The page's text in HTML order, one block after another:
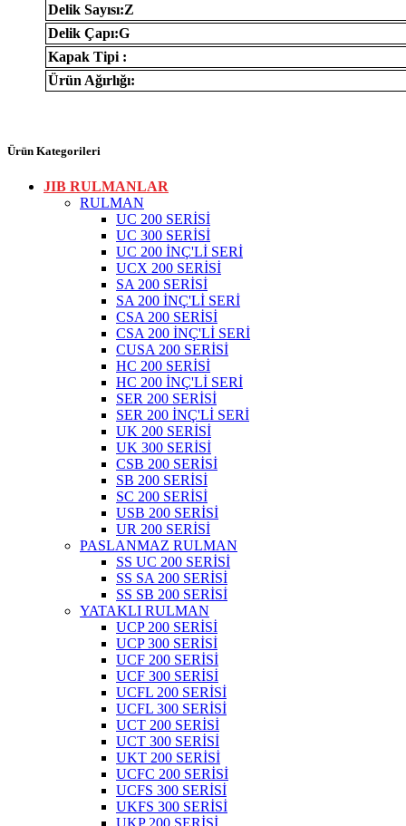
Delik Sayısı:Z
Delik Çapı:G
Kapak Tipi :
Ürün Ağırlığı:
Ürün Kategorileri
JIB RULMANLAR
RULMAN
UC 200 SERİSİ
UC 300 SERİSİ
UC 200 İNÇ'Lİ SERİ
UCX 200 SERİSİ
SA 200 SERİSİ
SA 200 İNÇ'Lİ SERİ
CSA 200 SERİSİ
CSA 200 İNÇ'Lİ SERİ
CUSA 200 SERİSİ
HC 200 SERİSİ
HC 200 İNÇ'Lİ SERİ
SER 200 SERİSİ
SER 200 İNÇ'Lİ SERİ
UK 200 SERİSİ
UK 300 SERİSİ
CSB 200 SERİSİ
SB 200 SERİSİ
SC 200 SERİSİ
USB 200 SERİSİ
UR 200 SERİSİ
PASLANMAZ RULMAN
SS UC 200 SERİSİ
SS SA 200 SERİSİ
SS SB 200 SERİSİ
YATAKLI RULMAN
UCP 200 SERİSİ
UCP 300 SERİSİ
UCF 200 SERİSİ
UCF 300 SERİSİ
UCFL 200 SERİSİ
UCFL 300 SERİSİ
UCT 200 SERİSİ
UCT 300 SERİSİ
UKT 200 SERİSİ
UCFC 200 SERİSİ
UCFS 300 SERİSİ
UKFS 300 SERİSİ
UKP 200 SERİSİ